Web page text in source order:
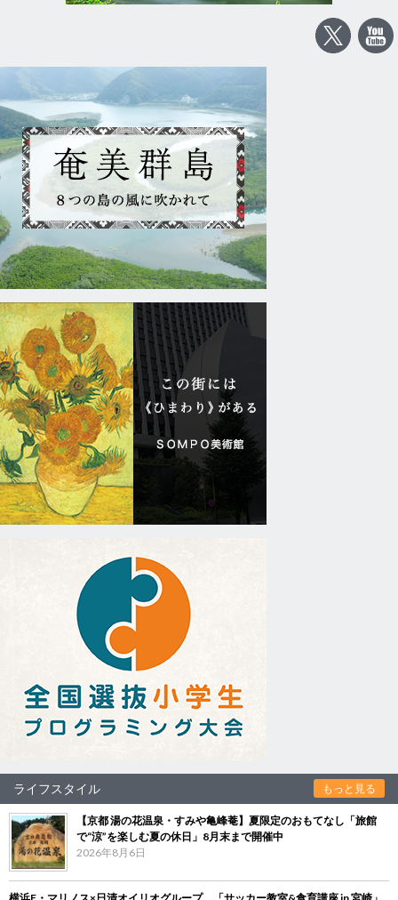
ライフスタイル もっと見る
【京都 湯の花温泉・すみや亀峰菴】夏限定のおもてなし「旅館
で“涼”を楽しむ夏の休日」8月末まで開催中
2026年8月6日